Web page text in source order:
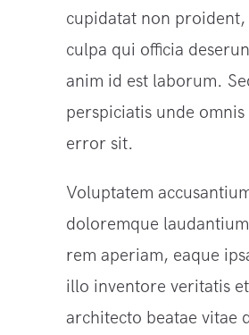
cupidatat non proident,
culpa qui officia
anim id est laborum.
perspiciatis unde omnis
error sit.
Voluptatem
doloremque
rem aperiam, eaque
illo inventore veritatis
architecto beatae vitae